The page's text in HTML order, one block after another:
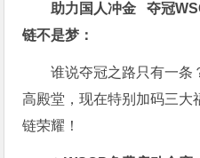
助力国人冲金 夺冠
链不是梦 ：
谁说夺冠之路只有一条
高殿堂，现在特别加码三大
链荣耀！